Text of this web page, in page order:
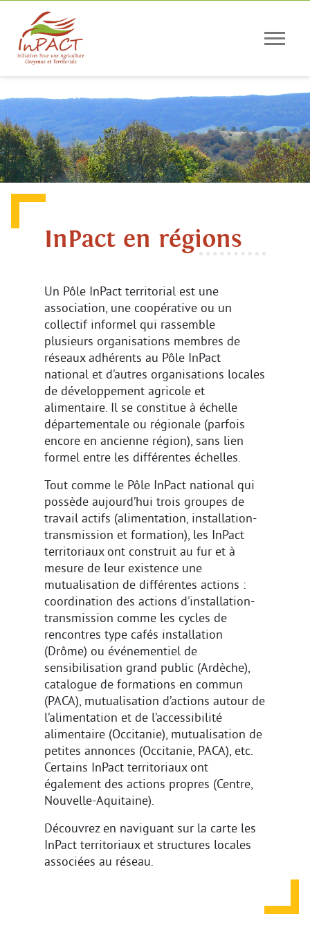
InPact en régions
Un Pôle InPact territorial est une
association, une coopérative ou un
collectif informel qui rassemble
plusieurs organisations membres de
réseaux adhérents au Pôle InPact
national et d’autres organisations locales
de développement agricole et
alimentaire. Il se constitue à échelle
départementale ou régionale (parfois
encore en ancienne région), sans lien
formel entre les différentes échelles.
Tout comme le Pôle InPact national qui
possède aujourd’hui trois groupes de
travail actifs (alimentation, installation-
transmission et formation), les InPact
territoriaux ont construit au fur et à
mesure de leur existence une
mutualisation de différentes actions :
coordination des actions d’installation-
transmission comme les cycles de
rencontres type cafés installation
(Drôme) ou événementiel de
sensibilisation grand public (Ardèche),
catalogue de formations en commun
(PACA), mutualisation d’actions autour de
l’alimentation et de l’accessibilité
alimentaire (Occitanie), mutualisation de
petites annonces (Occitanie, PACA), etc.
Certains InPact territoriaux ont
également des actions propres (Centre,
Nouvelle-Aquitaine).
Découvrez en naviguant sur la carte les
InPact territoriaux et structures locales
associées au réseau.
Panneau de gestion des cookies